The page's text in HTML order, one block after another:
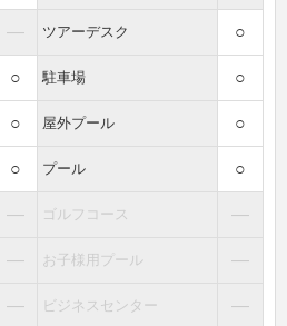
― ツアーデスク ○
○ 駐車場 ○
○ 屋外プール ○
○ プール ○
― ゴルフコース ―
― お子様用プール ―
― ビジネスセンター ―